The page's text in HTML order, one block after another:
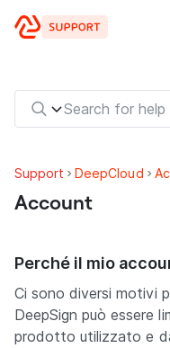
Support DeepCloud
Account
Perché il mio
Ci sono diversi motivi
DeepSign può essere
prodotto utilizzato e